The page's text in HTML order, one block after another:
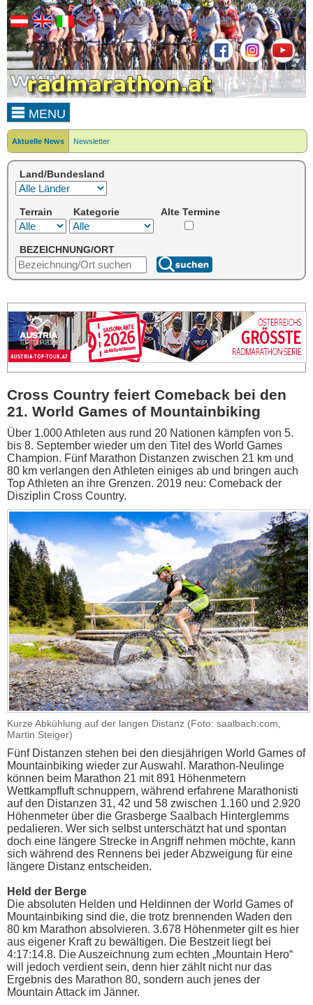
MENU
Aktuelle News Newsletter
Land/Bundesland
Terrain Kategorie Alte Termine
BEZEICHNUNG/ORT
Cross Country feiert Comeback bei den
21. World Games of Mountainbiking
Über 1.000 Athleten aus rund 20 Nationen kämpfen von 5.
bis 8. September wieder um den Titel des World Games
Champion. Fünf Marathon Distanzen zwischen 21 km und
80 km verlangen den Athleten einiges ab und bringen auch
Top Athleten an ihre Grenzen. 2019 neu: Comeback der
Disziplin Cross Country.
Kurze Abkühlung auf der langen Distanz (Foto: saalbach.com,
Martin Steiger)
Fünf Distanzen stehen bei den diesjährigen World Games of
Mountainbiking wieder zur Auswahl. Marathon-Neulinge
können beim Marathon 21 mit 891 Höhenmetern
Wettkampfluft schnuppern, während erfahrene Marathonisti
auf den Distanzen 31, 42 und 58 zwischen 1.160 und 2.920
Höhenmeter über die Grasberge Saalbach Hinterglemms
pedalieren. Wer sich selbst unterschätzt hat und spontan
doch eine längere Strecke in Angriff nehmen möchte, kann
sich während des Rennens bei jeder Abzweigung für eine
längere Distanz entscheiden.
Held der Berge
Die absoluten Helden und Heldinnen der World Games of
Mountainbiking sind die, die trotz brennenden Waden den
80 km Marathon absolvieren. 3.678 Höhenmeter gilt es hier
aus eigener Kraft zu bewältigen. Die Bestzeit liegt bei
4:17:14.8. Die Auszeichnung zum echten „Mountain Hero“
will jedoch verdient sein, denn hier zählt nicht nur das
Ergebnis des Marathon 80, sondern auch jenes der
Mountain Attack im Jänner.